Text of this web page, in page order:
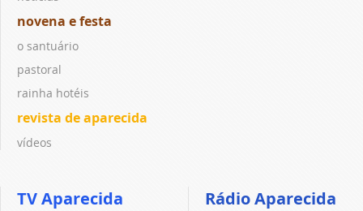
novena e festa
o santuário
pastoral
rainha hotéis
revista de aparecida
vídeos
TV Aparecida Rádio Aparecida